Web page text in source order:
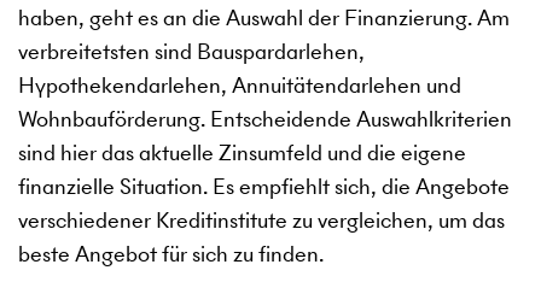
haben, geht es an die Auswahl der Finanzierung. Am
verbreitetsten sind Bauspardarlehen,
Hypothekendarlehen, Annuitätendarlehen und
Wohnbauförderung. Entscheidende Auswahlkriterien
sind hier das aktuelle Zinsumfeld und die eigene
finanzielle Situation. Es empfiehlt sich, die Angebote
verschiedener Kreditinstitute zu vergleichen, um das
beste Angebot für sich zu finden.